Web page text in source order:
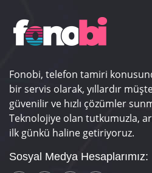
Fonobi, telefon tamiri
bir servis olarak, yıllardır
güvenilir ve hızlı çözümler
Teknolojiye olan tutkumuzla,
ilk günkü haline getiriyoruz.
Sosyal Medya Hesaplarımız: